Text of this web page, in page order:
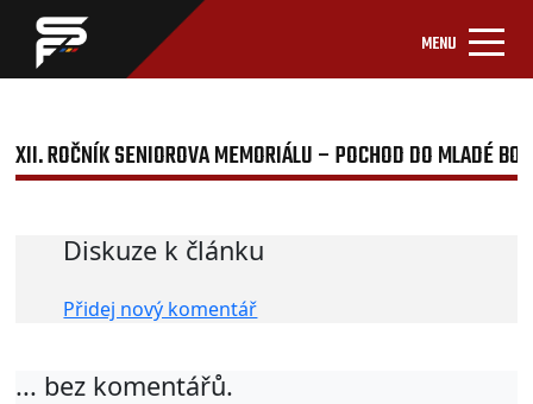
MENU
XII. ROČNÍK SENIOROVA MEMORIÁLU – POCHOD DO MLADÉ
Diskuze k článku
Přidej nový komentář
... bez komentářů.